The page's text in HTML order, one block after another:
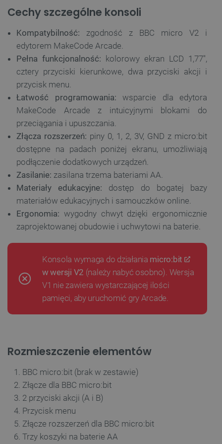
Cechy szczególne konsoli
Kompatybilność: zgodność z BBC micro V2 i
edytorem MakeCode Arcade.
Pełna funkcjonalność: kolorowy ekran LCD 1,77'',
cztery przyciski kierunkowe, dwa przyciski akcji i
przycisk menu.
Łatwość programowania: wsparcie dla edytora
MakeCode Arcade z intuicyjnymi blokami do
przeciągania i upuszczania.
Złącza rozszerzeń: piny 0, 1, 2, 3V, GND z micro:bit
dostępne na padach poniżej ekranu, umożliwiają
podłączenie dodatkowych urządzeń.
Zasilanie: zasilana trzema bateriami AA.
Materiały edukacyjne: dostęp do bogatej bazy
materiałów edukacyjnych i samouczków online.
Ergonomia: wygodny chwyt dzięki ergonomicznie
zaprojektowanej obudowie i uchwytowi na baterie.
Konsola wymaga do działania micro:bit
w wersji V2 (należy nabyć osobno). Wersja
V1 nie zawiera wystarczającej ilości
pamięci, aby uruchomić gry Arcade.
Rozmieszczenie elementów
BBC micro:bit (brak w zestawie)
Złącze dla BBC micro:bit
2 przyciski akcji (A i B)
Przycisk menu
Złącze rozszerzeń dla BBC micro:bit
Trzy koszyki na baterie AA